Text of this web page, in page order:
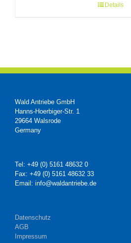
Details
Wald Antriebe GmbH
Hanns-Hoerbiger-Str. 1
29664 Walsrode
Germany
Tel: +49 (0) 5161 48632 0
Fax: +49 (0) 5161 48632 33
Email: info@waldantriebe.de
Datenschutz
AGB
Impressum